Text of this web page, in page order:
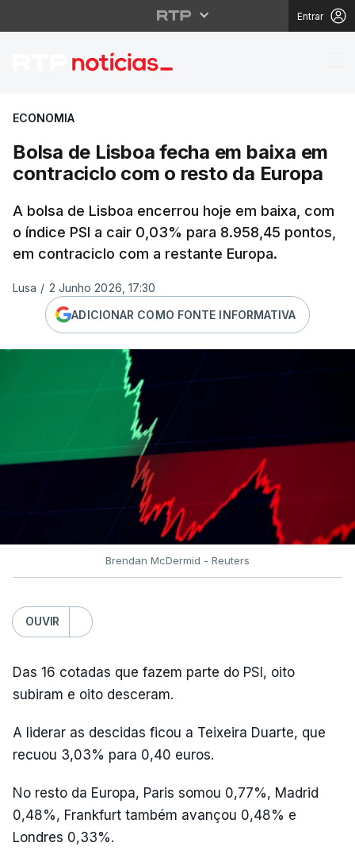
Entrar
Bolsa de Lisboa
ECONOMIA
Bolsa de Lisboa fecha em baixa em
contraciclo com o resto da Europa
A bolsa de Lisboa encerrou hoje em baixa, com
o índice PSI a cair 0,03% para 8.958,45 pontos,
em contraciclo com a restante Europa.
Lusa / 2 Junho 2026, 17:30
ADICIONAR COMO FONTE INFORMATIVA
Brendan McDermid - Reuters
OUVIR
Das 16 cotadas que fazem parte do PSI, oito
subiram e oito desceram.
A liderar as descidas ficou a Teixeira Duarte, que
recuou 3,03% para 0,40 euros.
No resto da Europa, Paris somou 0,77%, Madrid
0,48%, Frankfurt também avançou 0,48% e
Londres 0,33%.